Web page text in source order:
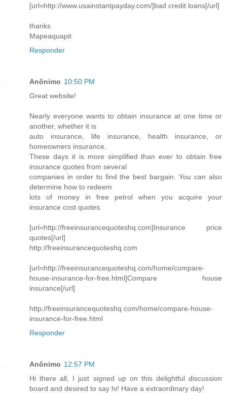
[url=http://www.usainstantpayday.com/]bad credit loans[/url]
thanks
Mapeaquapit
Responder
Anônimo 10:50 PM
Great website!
Nearly everyone wants to obtain insurance at one time or
another, whether it is
auto insurance, life insurance, health insurance, or
homeowners insurance.
These days it is more simplified than ever to obtain free
insurance quotes from several
companies in order to find the best bargain. You can also
determine how to redeem
lots of money in free petrol when you acquire your
insurance cost quotes.
[url=http://freeinsurancequoteshq.com]Insurance price
quotes[/url]
http://freeinsurancequoteshq.com
[url=http://freeinsurancequoteshq.com/home/compare-
house-insurance-for-free.html]Compare house
insurance[/url]
http://freeinsurancequoteshq.com/home/compare-house-
insurance-for-free.html
Responder
Anônimo 12:57 PM
Hi there all, I just signed up on this delightful discussion
board and desired to say hi! Have a extraordinary day!